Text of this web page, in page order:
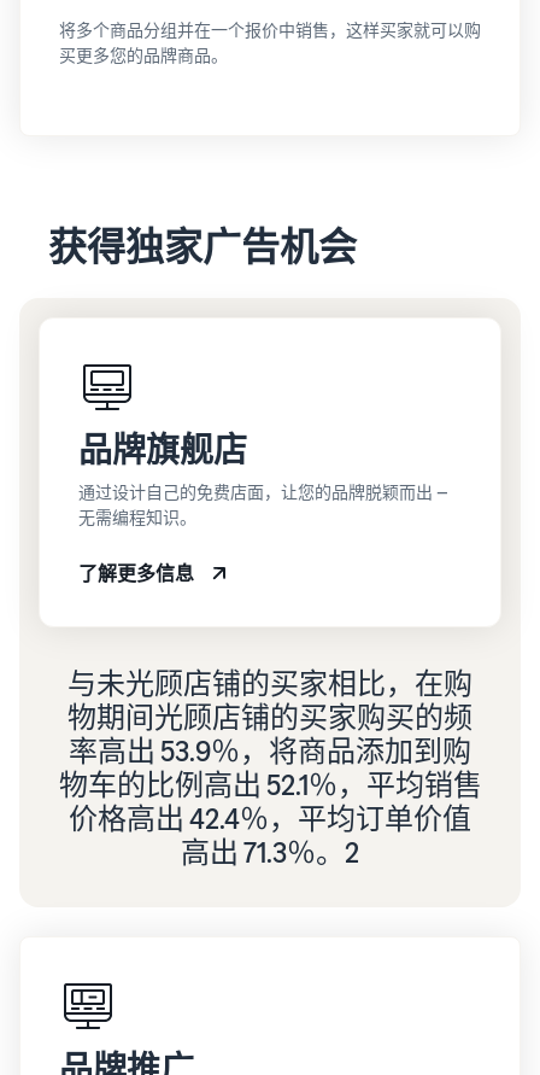
将多个商品分组并在一个报价中销售，这样买家就可以购
买更多您的品牌商品。
获得独家广告机会
品牌旗舰店
通过设计自己的免费店面，让您的品牌脱颖而出 —
无需编程知识。
了解更多信息
与未光顾店铺的买家相比，在购
物期间光顾店铺的买家购买的频
率高出 53.9％，将商品添加到购
物车的比例高出 52.1％，平均销售
价格高出 42.4％，平均订单价值
高出 71.3％。2